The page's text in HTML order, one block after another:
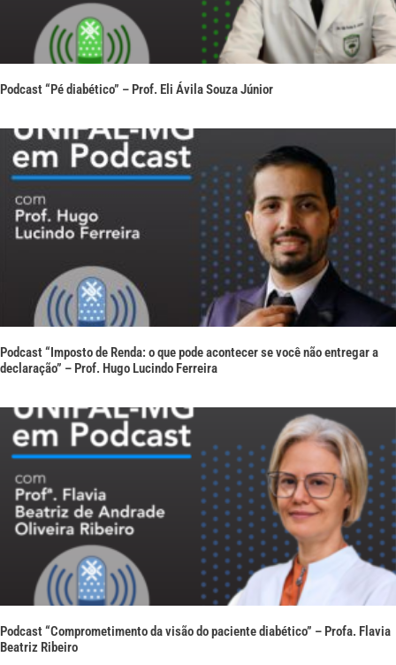
Podcast “Pé diabético” – Prof. Eli Ávila Souza Júnior
Podcast “Imposto de Renda: o que pode acontecer se você não entregar a
declaração” – Prof. Hugo Lucindo Ferreira
Podcast “Comprometimento da visão do paciente diabético” – Profa. Flavia
Beatriz Ribeiro